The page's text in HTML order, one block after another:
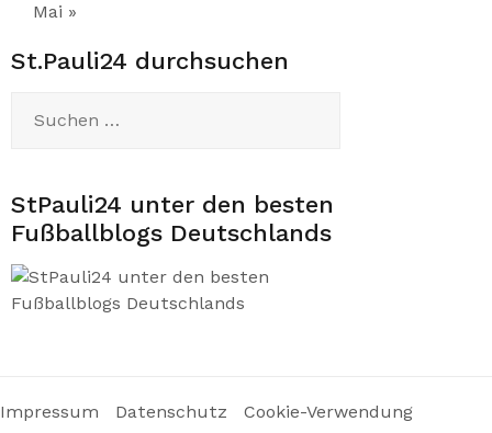
Mai »
St.Pauli24 durchsuchen
nach:
StPauli24 unter den besten
Fußballblogs Deutschlands
Impressum Datenschutz Cookie-Verwendung